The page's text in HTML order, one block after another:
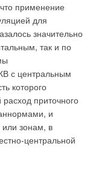
применение
для
значительно
так и по
с центральным
которого
приточного
и
зонам, в
центральной
вентиляции и
инженерных